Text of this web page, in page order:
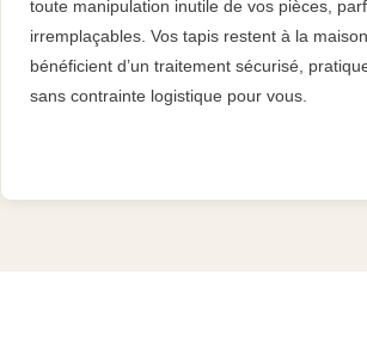
toute manipulation inutile de vos pièces,
irremplaçables. Vos tapis restent à la
bénéficient d’un traitement sécurisé,
sans contrainte logistique pour vous.